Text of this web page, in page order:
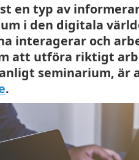
en typ av
i den digitala
interagerar och
att utföra riktigt
seminarium, är
.